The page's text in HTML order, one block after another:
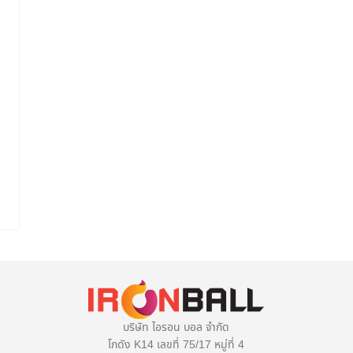
บริษัท ไอรอน บอล จำกัด
โกดัง K14 เลขที่ 75/17 หมู่ที่ 4